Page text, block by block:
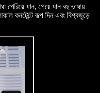
যান, পেয়ে যান বহু ভাষায়
কনটেন্টে রূপ দিন এবং বিশ্বজুড়ে